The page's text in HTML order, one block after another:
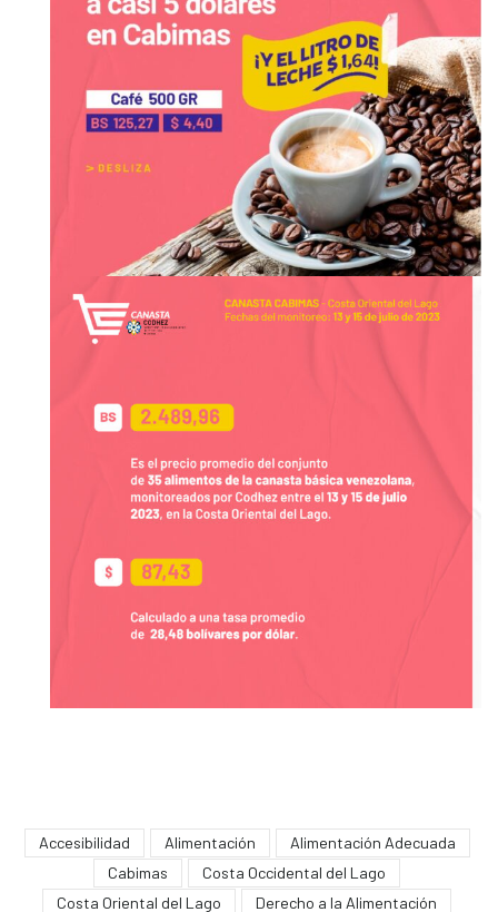
Accesibilidad Alimentación
Alimentación Adecuada
Cabimas
Costa Occidental del Lago
Costa Oriental del Lago
Derecho a la Alimentación